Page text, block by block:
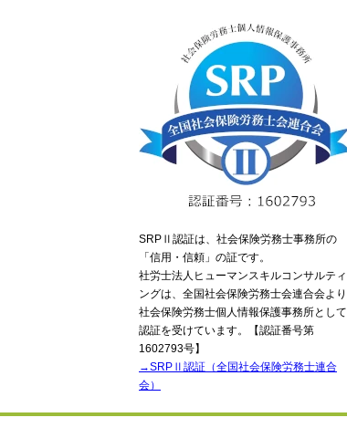
SRPⅡ認証は、社会保険労務士事務所の
「信用・信頼」の証です。
社労士法人ヒューマンスキルコンサルティ
ングは、全国社会保険労務士会連合会より
社会保険労務士個人情報保護事務所として
認証を受けています。【認証番号第
1602793号】
→SRPⅡ認証（全国社会保険労務士連合
会）